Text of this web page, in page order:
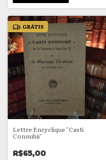
GRÁTIS
Lettre Encyclique "Casti
Connubii"
R$65,00